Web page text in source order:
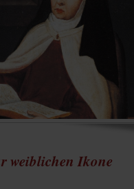
weiblichen Ikone